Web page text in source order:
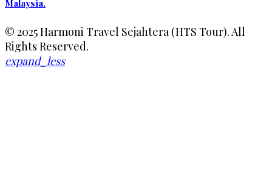
Malaysia.
© 2025 Harmoni Travel Sejahtera (HTS Tour). All
Rights Reserved.
expand_less